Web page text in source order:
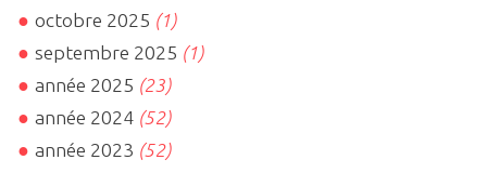
octobre 2025 (1)
septembre 2025 (1)
année 2025 (23)
année 2024 (52)
année 2023 (52)